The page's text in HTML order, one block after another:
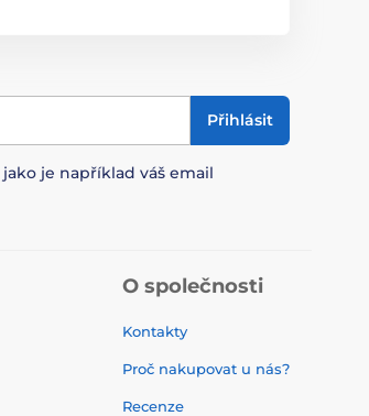
Přihlásit
jako je například váš email
O společnosti
Kontakty
Proč nakupovat u nás?
Recenze